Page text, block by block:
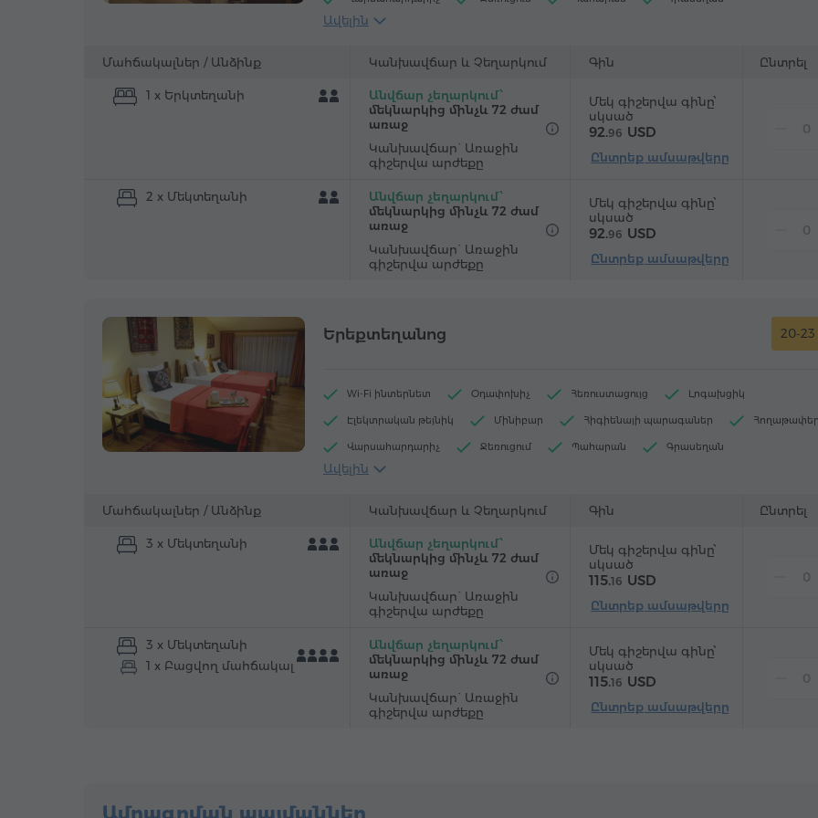
Հյուրասենյակ
Ավելին
Մահճակալներ / Անձինք Կանխավճար և Չեղարկում Գին Ընտրել
1 x Երկտեղանի
Անվճար չեղարկում՝
մեկնարկից մինչև 72 ժամ
առաջ
Կանխավճար` Առաջին
գիշերվա արժեքը
Մեկ գիշերվա գինը՝
սկսած
92.96 USD
Ընտրեք ամսաթվերը
2 x Մեկտեղանի
Անվճար չեղարկում՝
մեկնարկից մինչև 72 ժամ
առաջ
Կանխավճար` Առաջին
գիշերվա արժեքը
Մեկ գիշերվա գինը՝
սկսած
92.96 USD
Ընտրեք ամսաթվերը
Երեքտեղանոց 20-23
Wi-Fi ինտերնետ Օդափոխիչ Հեռուստացույց Լոգախցիկ
Էլեկտրական թեյնիկ Մինիբար Հիգիենայի պարագաներ
Վարսահարդարիչ Ջեռուցում Պահարան Գրասեղան
Հյուրասենյակ
Ավելին
Մահճակալներ / Անձինք Կանխավճար և Չեղարկում Գին Ընտրել
3 x Մեկտեղանի
Անվճար չեղարկում՝
մեկնարկից մինչև 72 ժամ
առաջ
Կանխավճար` Առաջին
գիշերվա արժեքը
Մեկ գիշերվա գինը՝
սկսած
115.16 USD
Ընտրեք ամսաթվերը
3 x Մեկտեղանի
1 x Բացվող մահճակալ
Անվճար չեղարկում՝
մեկնարկից մինչև 72 ժամ
առաջ
Կանխավճար` Առաջին
գիշերվա արժեքը
Մեկ գիշերվա գինը՝
սկսած
115.16 USD
Ընտրեք ամսաթվերը
Ամրագրման պայմաններ